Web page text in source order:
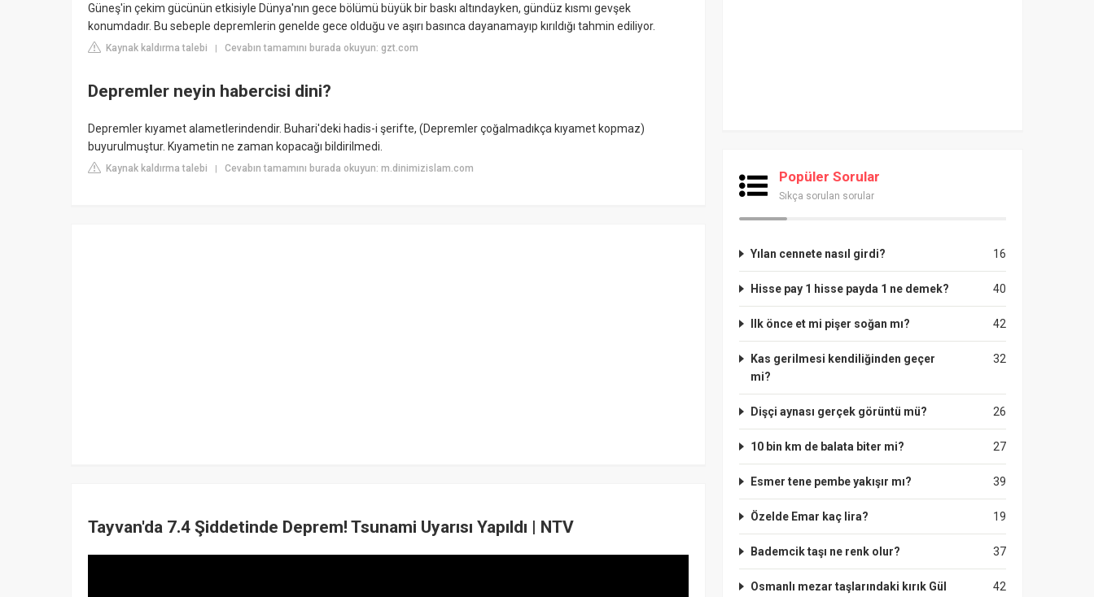
Güneş'in çekim gücünün etkisiyle Dünya'nın gece bölümü büyük bir baskı altındayken, gündüz kısmı gevşek
konumdadır. Bu sebeple depremlerin genelde gece olduğu ve aşırı basınca dayanamayıp kırıldığı tahmin ediliyor.
Kaynak kaldırma talebi | Cevabın tamamını burada okuyun: gzt.com
Depremler neyin habercisi dini?
Depremler kıyamet alametlerindendir. Buhari'deki hadis-i şerifte, (Depremler çoğalmadıkça kıyamet kopmaz)
buyurulmuştur. Kıyametin ne zaman kopacağı bildirilmedi.
Kaynak kaldırma talebi | Cevabın tamamını burada okuyun: m.dinimizislam.com
Tayvan'da 7.4 Şiddetinde Deprem! Tsunami Uyarısı Yapıldı | NTV
Popüler Sorular
Sıkça sorulan sorular
16
Yılan cennete nasıl girdi?
40
Hisse pay 1 hisse payda 1 ne demek?
42
Ilk önce et mi pişer soğan mı?
32
Kas gerilmesi kendiliğinden geçer
mi?
26
Dişçi aynası gerçek görüntü mü?
27
10 bin km de balata biter mi?
39
Esmer tene pembe yakışır mı?
19
Özelde Emar kaç lira?
37
Bademcik taşı ne renk olur?
42
Osmanlı mezar taşlarındaki kırık Gül